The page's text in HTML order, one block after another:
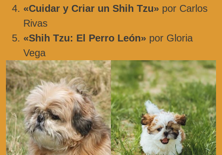
«Cuidar y Criar un Shih Tzu» por Carlos
Rivas
«Shih Tzu: El Perro León» por Gloria
Vega